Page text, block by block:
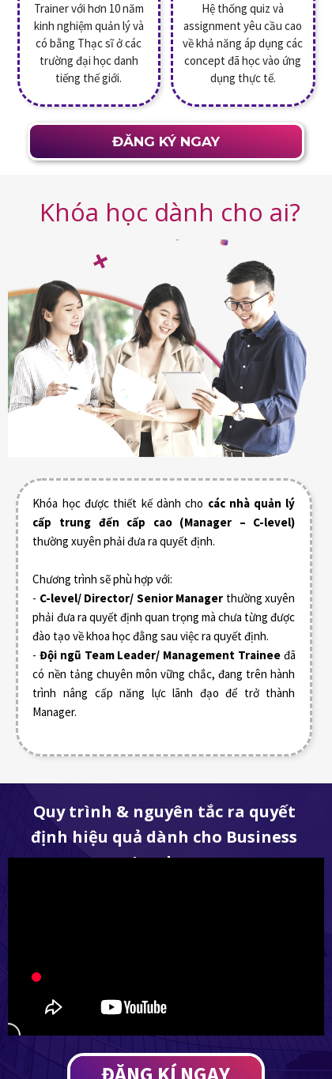
Hệ thống quiz và
assignment yêu cầu cao
về khả năng áp dụng các
concept đã học vào ứng
dụng thực tế.
Trainer với hơn 10 năm
kinh nghiệm quản lý và
có bằng Thạc sĩ ở các
trường đại học danh
tiếng thế giới.
ĐĂNG KÝ NGAY
Khóa học dành cho ai?
Khóa học được thiết kế dành cho các nhà quản lý
cấp trung đến cấp cao (Manager – C-level)
thường xuyên phải đưa ra quyết định.
Chương trình sẽ phù hợp với:
- C-level/ Director/ Senior Manager thường xuyên
phải đưa ra quyết định quan trọng mà chưa từng được
đào tạo về khoa học đằng sau việc ra quyết định.
-Đội ngũ Team Leader/ Management Trainee đã
có nền tảng chuyên môn vững chắc, đang trên hành
trình nâng cấp năng lực lãnh đạo để trở thành
Manager.
ĐĂNG KÍ NGAY
Quy trình & nguyên tắc ra quyết
định hiệu quả dành cho Business
Leaders